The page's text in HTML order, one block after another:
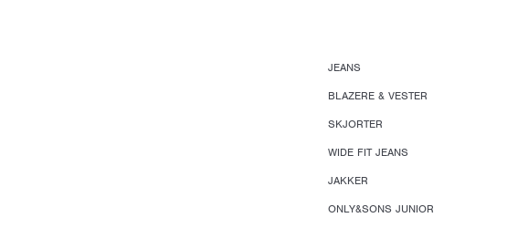
JEANS
BLAZERE & VESTER
SKJORTER
WIDE FIT JEANS
JAKKER
ONLY&SONS JUNIOR